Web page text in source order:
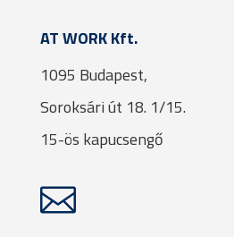
AT WORK Kft.
1095 Budapest,
Soroksári út 18. 1/15.
15-ös kapucsengő
